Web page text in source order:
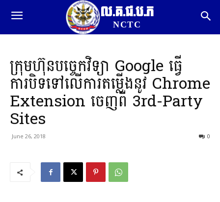
ល.គ.ជ.ប.ភ
NCTC
ក្រុមហ៊ុនបច្ចេកវិទ្យា Google ធ្វើ
ការបិទទៅលើការតម្លើងនូវ Chrome
Extension ចេញពី 3rd-Party
Sites
June 26, 2018 0